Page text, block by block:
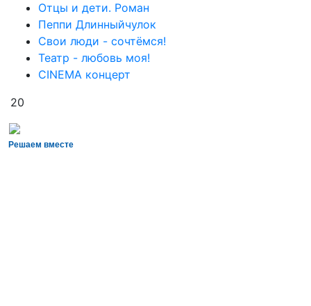
Отцы и дети. Роман
Пеппи Длинныйчулок
Свои люди - сочтёмся!
Театр - любовь моя!
СINЕМА концерт
20
Решаем вместе